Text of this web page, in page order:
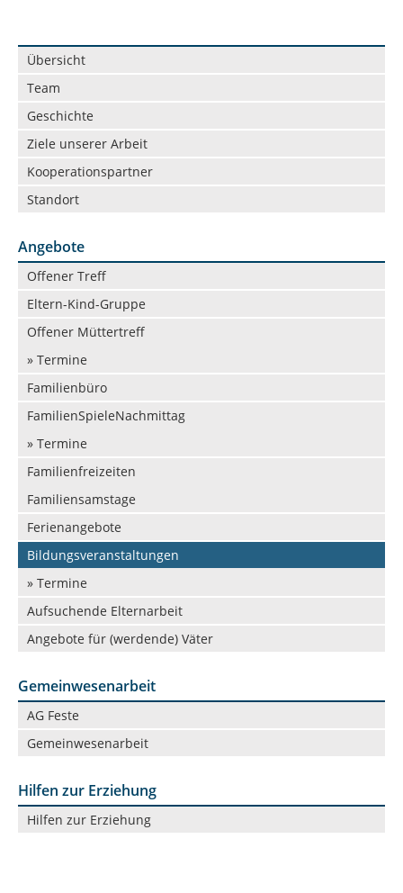
Navigation
überspringen
Übersicht
Team
Geschichte
Ziele unserer Arbeit
Kooperationspartner
Standort
Angebote
Navigation
überspringen
Offener Treff
Eltern-Kind-Gruppe
Offener Müttertreff
» Termine
Familienbüro
FamilienSpieleNachmittag
» Termine
Familienfreizeiten
Familiensamstage
Ferienangebote
Bildungsveranstaltungen
» Termine
Aufsuchende Elternarbeit
Angebote für (werdende) Väter
Gemeinwesenarbeit
Navigation
überspringen
AG Feste
Gemeinwesenarbeit
Hilfen zur Erziehung
Navigation
überspringen
Hilfen zur Erziehung